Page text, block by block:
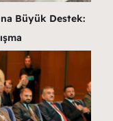
Büyük Destek: